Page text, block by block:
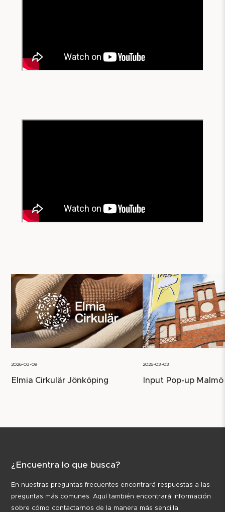
2026-03-09
Elmia Cirkulär Jönköping
2026-03-03
Input Pop-up Malmö
¿Encuentra lo que busca?
En nuestras preguntas frecuentes encontrará respuestas a las
preguntas más comunes. Aquí también encontrará información
sobre cómo contactarnos de la manera más sencilla.